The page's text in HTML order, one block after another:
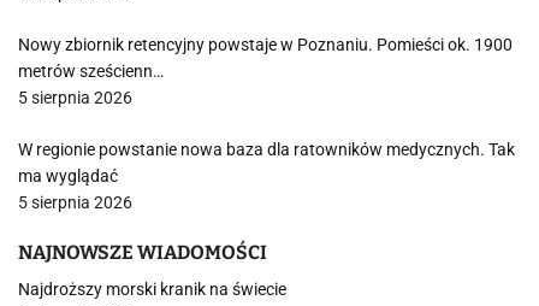
Nowy zbiornik retencyjny powstaje w Poznaniu. Pomieści ok. 1900
metrów sześcienn…
5 sierpnia 2026
W regionie powstanie nowa baza dla ratowników medycznych. Tak
ma wyglądać
5 sierpnia 2026
NAJNOWSZE WIADOMOŚCI
Najdroższy morski kranik na świecie